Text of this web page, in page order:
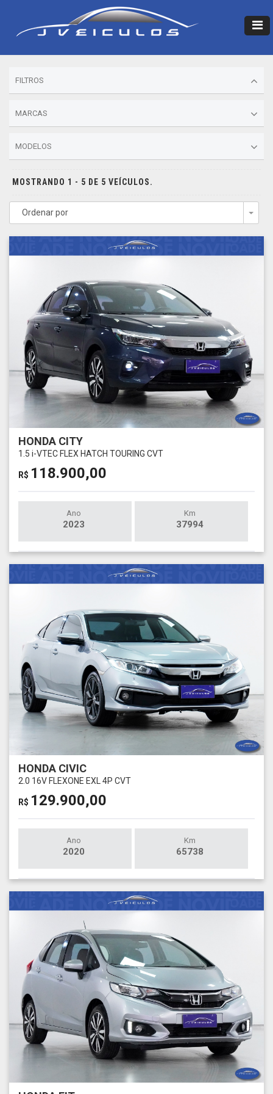
FILTROS
MARCAS
MODELOS
MOSTRANDO 1 - 5 DE 5 VEÍCULOS.
Ordenar por
HONDA CITY
1.5 i-VTEC FLEX HATCH TOURING CVT
R$ 118.900,00
Ano
2023
Km
37994
HONDA CIVIC
2.0 16V FLEXONE EXL 4P CVT
R$ 129.900,00
Ano
2020
Km
65738